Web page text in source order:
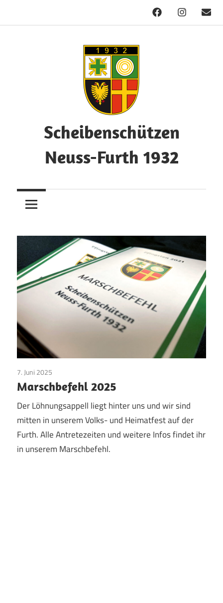
FacebookInstagram
Mail
Scheibenschützen
Neuss-Furth 1932
Willkommen!
7. Juni 2025
Marschbefehl 2025
Der Löhnungsappell liegt hinter uns und wir sind
mitten in unserem Volks- und Heimatfest auf der
Furth. Alle Antretezeiten und weitere Infos findet ihr
in unserem Marschbefehl.